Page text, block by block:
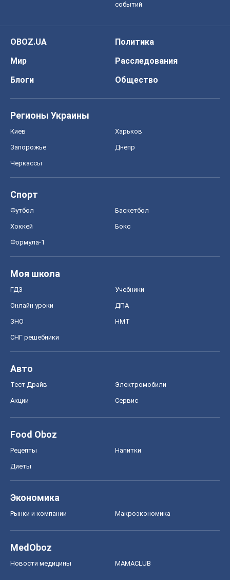
событий
OBOZ.UA
Политика
Мир
Расследования
Блоги
Общество
Регионы Украины
Киев Харьков
Запорожье Днепр
Черкассы
Спорт
Футбол Баскетбол
Хоккей Бокс
Формула-1
Моя школа
ГДЗ Учебники
Онлайн уроки ДПА
ЗНО НМТ
СНГ решебники
Авто
Тест Драйв Электромобили
Акции Сервис
Food Oboz
Рецепты Напитки
Диеты
Экономика
Рынки и компании Mакроэкономика
MedOboz
Новости медицины MAMACLUB